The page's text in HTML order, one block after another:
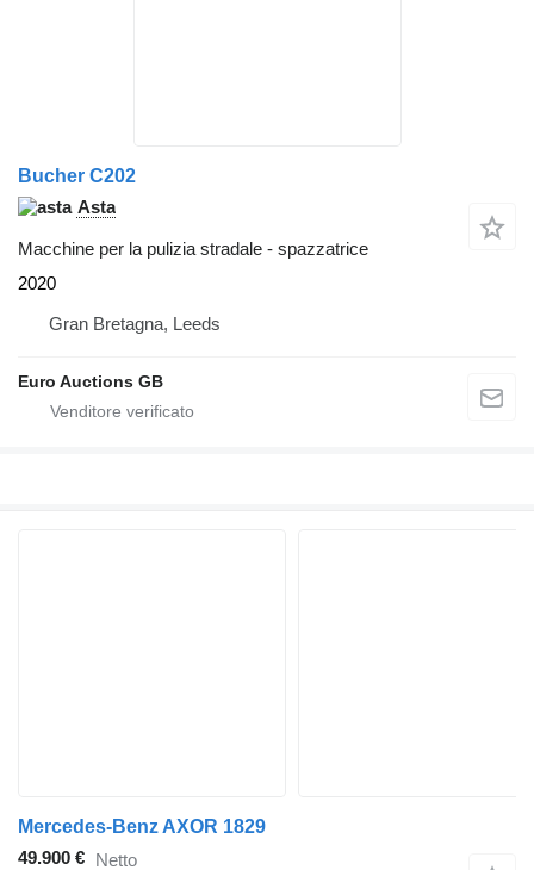
Bucher C202
Asta
Macchine per la pulizia stradale - spazzatrice
2020
Gran Bretagna, Leeds
Euro Auctions GB
Mercedes-Benz AXOR 1829
49.900 € Netto